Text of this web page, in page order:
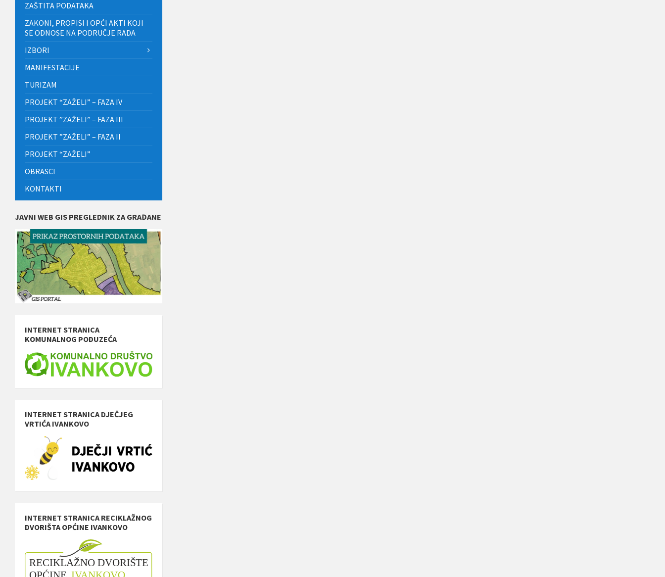
ZAŠTITA PODATAKA
ZAKONI, PROPISI I OPĆI AKTI KOJI
SE ODNOSE NA PODRUČJE RADA
IZBORI
MANIFESTACIJE
TURIZAM
PROJEKT “ZAŽELI” – FAZA IV
PROJEKT ”ZAŽELI” – FAZA III
PROJEKT ”ZAŽELI” – FAZA II
PROJEKT “ZAŽELI”
OBRASCI
KONTAKTI
JAVNI WEB GIS PREGLEDNIK ZA GRAĐANE
INTERNET STRANICA
KOMUNALNOG PODUZEĆA
INTERNET STRANICA DJEČJEG
VRTIĆA IVANKOVO
INTERNET STRANICA RECIKLAŽNOG
DVORIŠTA OPĆINE IVANKOVO